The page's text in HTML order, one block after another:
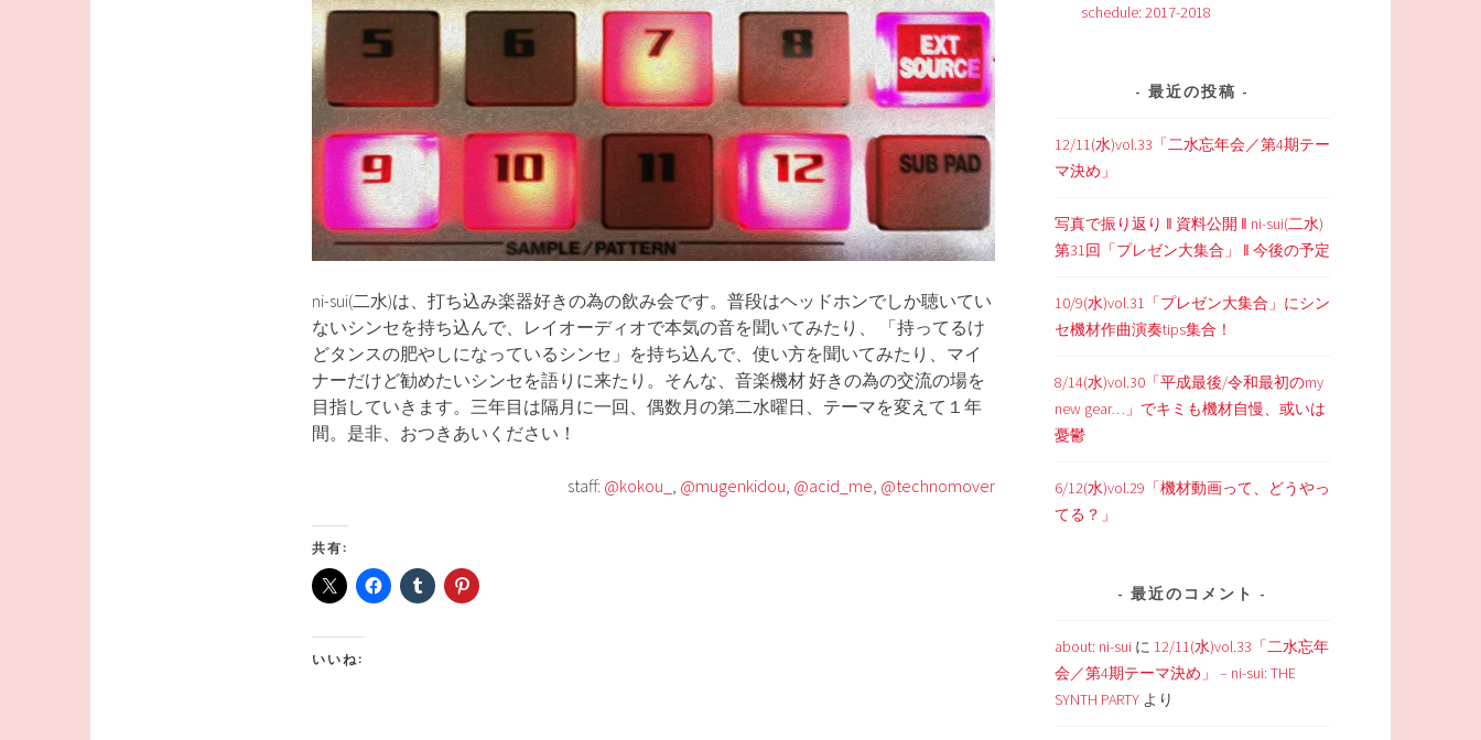
ni-sui(二水)は、打ち込み楽器好きの為の飲み会です。普段はヘッドホンでしか聴いてい
ないシンセを持ち込んで、レイオーディオで本気の音を聞いてみたり、 「持ってるけ
どタンスの肥やしになっているシンセ」を持ち込んで、使い方を聞いてみたり、マイ
ナーだけど勧めたいシンセを語りに来たり。そんな、音楽機材 好きの為の交流の場を
目指していきます。三年目は隔月に一回、偶数月の第二水曜日、テーマを変えて１年
間。是非、おつきあいください！
staff: @kokou_ , @mugenkidou, @acid_me, @technomover
共有:
いいね:
schedule: 2017-2018
最近の投稿
12/11(水)vol.33「二水忘年会／第4期テー
マ決め」
写真で振り返り ‖ 資料公開 ‖ ni-sui(二水)
第31回「プレゼン大集合」 ‖ 今後の予定
10/9(水)vol.31「プレゼン大集合」にシン
セ機材作曲演奏tips集合！
8/14(水)vol.30「平成最後/令和最初のmy
new gear…」でキミも機材自慢、或いは
憂鬱
6/12(水)vol.29「機材動画って、どうやっ
てる？」
最近のコメント
about: ni-sui に 12/11(水)vol.33「二水忘年
会／第4期テーマ決め」 – ni-sui: THE
SYNTH PARTY より